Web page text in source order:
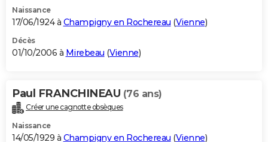
Naissance
17/06/1924 à Champigny en Rochereau (Vienne)
Décès
01/10/2006 à Mirebeau (Vienne)
Paul FRANCHINEAU (76 ans)
Créer une cagnotte obsèques
Naissance
14/05/1929 à Champigny en Rochereau (Vienne)